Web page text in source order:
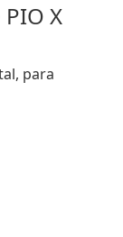
PIO X
para